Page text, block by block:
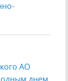
АО